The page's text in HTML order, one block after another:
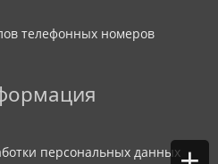
телефонных номеров
персональных данных